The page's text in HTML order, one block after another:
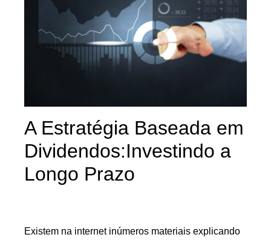
A Estratégia Baseada em
Dividendos:Investindo a
Longo Prazo
Existem na internet inúmeros materiais explicando